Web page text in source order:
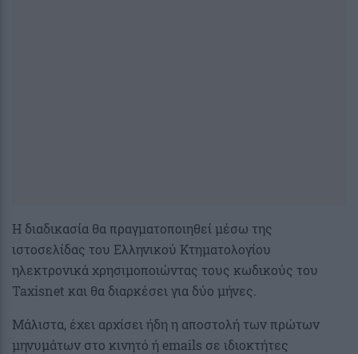
Η διαδικασία θα πραγματοποιηθεί μέσω της
ιστοσελίδας του Ελληνικού Κτηματολογίου
ηλεκτρονικά χρησιμοποιώντας τους κωδικούς του
Taxisnet και θα διαρκέσει για δύο μήνες.
Μάλιστα, έχει αρχίσει ήδη η αποστολή των πρώτων
μηνυμάτων στο κινητό ή emails σε ιδιοκτήτες